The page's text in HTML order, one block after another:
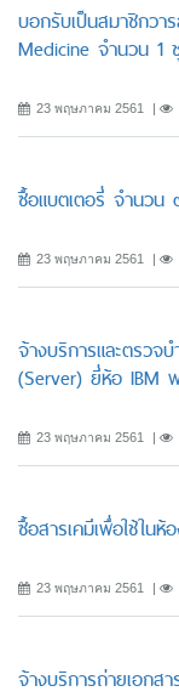
บอกรับเป็นสมาชิกว
Medicine จำนวน 1
23 พฤษภาคม 2561
ซื้อแบตเตอรี่ จำนวน
23 พฤษภาคม 2561
จ้างบริการและตรวจ
(Server) ยี่ห้อ IBM
23 พฤษภาคม 2561
ซื้อสารเคมีเพื่อใช้ใน
23 พฤษภาคม 2561
จ้างบริการถ่ายเอกส